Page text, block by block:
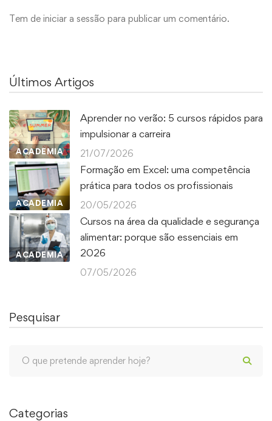
Tem de iniciar a sessão para publicar um comentário.
Últimos Artigos
ACADEMIA
Aprender no verão: 5 cursos rápidos para
impulsionar a carreira
21/07/2026
ACADEMIA
Formação em Excel: uma competência
prática para todos os profissionais
20/05/2026
ACADEMIA
Cursos na área da qualidade e segurança
alimentar: porque são essenciais em
2026
07/05/2026
Pesquisar
Categorias